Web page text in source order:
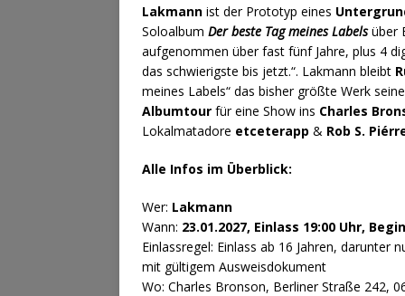
Lakmann ist der Prototyp eines
Soloalbum Der beste Tag meines Labelsüber
aufgenommen über fast fünf Jahre, plus 4
das schwierigste bis jetzt.“. Lakmann bleibt
meines Labels“ das bisher größte Werk
Albumtour für eine Show ins Charles
Lokalmatadore etceterapp & Rob S.
Alle Infos im Überblick:
Wer: Lakmann
Wann: 23.01.2027, Einlass 19:00 Uhr,
Einlassregel: Einlass ab 16 Jahren,
mit gültigem Ausweisdokument
Wo: Charles Bronson, Berliner Straße 242,